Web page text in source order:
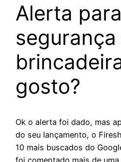
Alerta para
segurança
gosto?
Ok o alerta foi dado, mas
do seu lançamento, o
10 mais buscados do